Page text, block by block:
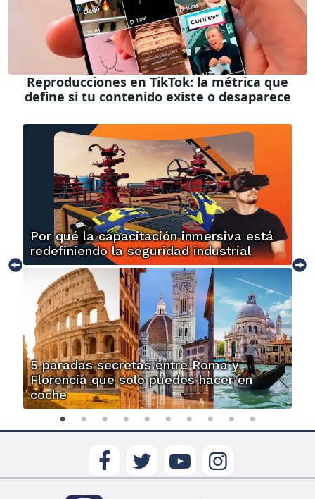
Reproducciones en TikTok: la métrica que
define si tu contenido existe o desaparece
Por qué la capacitación inmersiva está
redefiniendo la seguridad industrial
5 paradas secretas entre Roma y
Florencia que solo puedes hacer en
coche